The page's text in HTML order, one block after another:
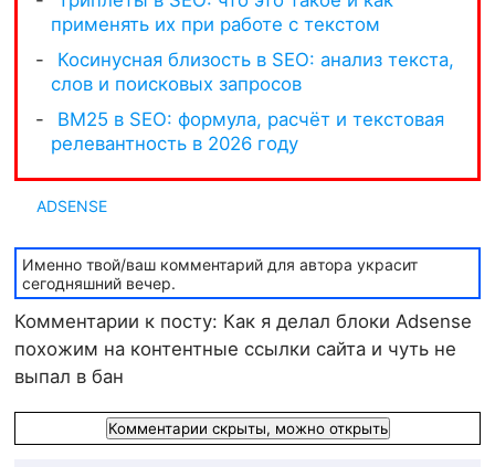
ADSENSE
Именно твой/ваш комментарий для автора украсит
сегодняшний вечер.
Комментарии к посту: Как я делал блоки Adsense
похожим на контентные ссылки сайта и чуть не
выпал в бан
Комментарии скрыты, можно открыть